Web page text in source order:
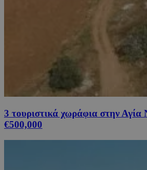
3 τουριστικά χωράφια στην
€500,000